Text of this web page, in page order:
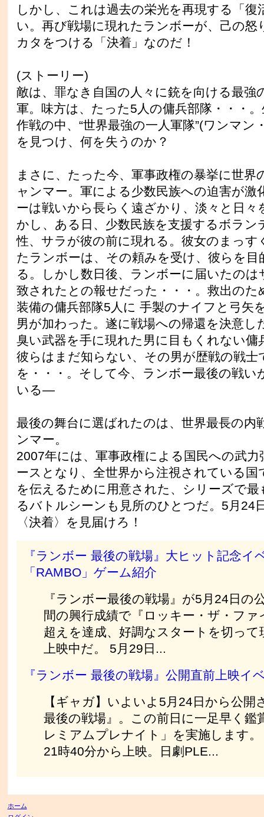
しかし、これは過去の栄光を再現する「復
い。再び戦場に現れたランボーが、己の怒
カタをつける「決着」なのだ！
(ストーリー)
敵は、罪なき自国の人々に銃を向ける最強
軍。味方は、たった5人の傭兵部隊・・・
作戦の中、“世界最強の一人軍隊”(ワンマン
を見つけ、何を失うのか？
まさに、たった今、軍事政権の暴挙に世界
ャンマー。軍による少数民族への迫害が激
ーは戦いから長らく遠ざかり、淡々と日々
かし、ある日、少数民族を支援するボラン
性、サラが彼の前に現れる。彼女のまっす
たランボーは、その頼みを受け、彼らを目
る。しかし数日後、ランボーに届いたのは
致されたとの報せだった・・・。救出のた
装備の傭兵部隊5人に 手製のナイフと弓矢
男が加わった。遂に戦場への帰還を決意し
臭い武器を手に現れた男に目もくれない傭
彼らはまだ知らない、その男が歴戦の戦士
を・・・。そして今、ランボー最後の戦い
いる―
最後の舞台に選ばれたのは、世界最長の内
ンマー。
2007年には、軍事政権による国民への武
ースとなり、全世界から注視されている国
を伝えるために用意された、シリーズで
るバトルシーンも見所のひとつだ。5月24
〈決着〉を見届けろ！
『ランボー 最後の戦場』大ヒット記念イ
「RAMBO」ゲーム紹介
『ランボー最後の戦場』が5月24日の
間の興行成績で『ロッキー・ザ・フ
超えを達成、好調なスタートを切って
上映中だ。 5月29日...
『ランボー 最後の戦場』公開直前上映イ
【ギャガ】いよいよ5月24日から公開
最後の戦場』。この前日に一足早く鑑
レミアムプレナイト」を実施します
21時40分から上映。日劇PLE...
ホーム